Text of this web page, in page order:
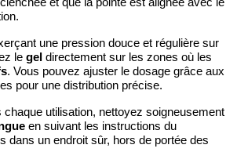
et que la pointe est alignée avec le
une pression douce et régulière sur
le gel directement sur les zones où les
. Vous pouvez ajuster le dosage grâce aux
pour une distribution précise.
chaque utilisation, nettoyez soigneusement
en suivant les instructions du
dans un endroit sûr, hors de portée des